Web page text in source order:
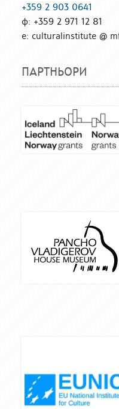
+359 2 903 0641
ф: +359 2 971 12 81
е: culturalinstitute @
ПАРТНЬОРИ